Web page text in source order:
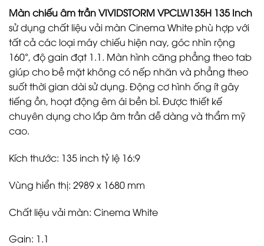
Màn chiếu âm trần VIVIDSTORM VPCLW135H 135 Inch
sử dụng chất liệu vải màn Cinema White phù hợp với
tất cả các loại máy chiếu hiện nay, góc nhìn rộng
160°, độ gain đạt 1.1. Màn hình căng phẳng theo tab
giúp cho bề mặt không có nếp nhăn và phẳng theo
suốt thời gian dài sử dụng. Động cơ hình ống ít gây
tiếng ồn, hoạt động êm ái bền bỉ. Được thiết kế
chuyên dụng cho lắp âm trần dễ dàng và thẩm mỹ
cao.
Kích thước: 135 inch tỷ lệ 16:9
Vùng hiển thị: 2989 x 1680 mm
Chất liệu vải màn: Cinema White
Gain: 1.1